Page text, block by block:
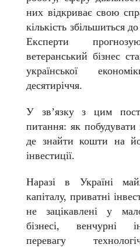
них відкриває свою
кількість збільшиться
Експерти
ветеранський бізнес
української
десятиріччя.
У зв’язку з цим
питання: як побудувати
де знайти кошти на
інвестиції.
Наразі в Україні
капіталу, приватні
не зацікавлені у
бізнесі, венчурні
перевагу